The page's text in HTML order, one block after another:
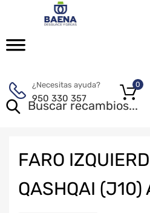
¿Necesitas ayuda?
950 330 357
0
FARO
QASHQAI (J10)